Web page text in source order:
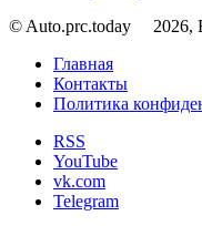
© Auto.prc.today
2026,
Главная
Контакты
Политика
RSS
YouTube
vk.com
Telegram